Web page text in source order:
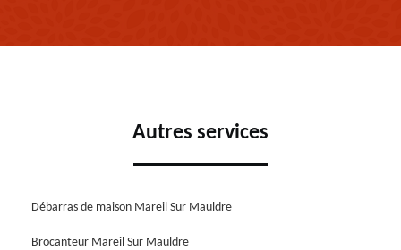
Autres services
Débarras de maison Mareil Sur Mauldre
Brocanteur Mareil Sur Mauldre